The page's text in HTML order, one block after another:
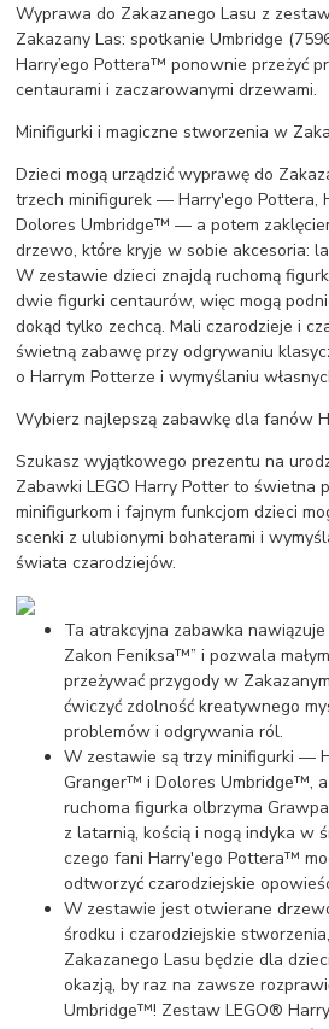
Wyprawa do Zakazanego Lasu z
Zakazany Las: spotkanie Umbridge
Harry’ego Pottera™ ponownie przeżyć
centaurami i zaczarowanymi drzewami.
Minifigurki i magiczne stworzenia w
Dzieci mogą urządzić wyprawę do
trzech minifigurek — Harry'ego Pottera,
Dolores Umbridge™ — a potem
drzewo, które kryje w sobie akcesoria:
W zestawie dzieci znajdą ruchomą
dwie figurki centaurów, więc mogą
dokąd tylko zechcą. Mali czarodzieje i
świetną zabawę przy odgrywaniu
o Harrym Potterze i wymyślaniu
Wybierz najlepszą zabawkę dla fanów
Szukasz wyjątkowego prezentu na
Zabawki LEGO Harry Potter to świetna
minifigurkom i fajnym funkcjom dzieci
scenki z ulubionymi bohaterami i
świata czarodziejów.
Ta atrakcyjna zabawka
Zakon Feniksa™” i pozwala
przeżywać przygody w
ćwiczyć zdolność kreatywnego
problemów i odgrywania ról.
W zestawie są trzy minifigurki —
Granger™ i Dolores Umbridge™,
ruchoma figurka olbrzyma
z latarnią, kością i nogą indyka w
czego fani Harry'ego Pottera™
odtworzyć czarodziejskie
W zestawie jest otwierane
środku i czarodziejskie
Zakazanego Lasu będzie dla
okazją, by raz na zawsze
Umbridge™! Zestaw LEGO®